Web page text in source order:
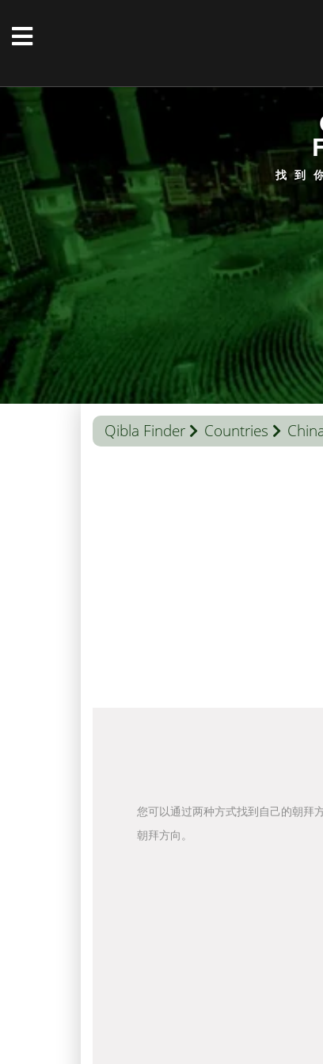
找到
Qibla Finder Countries
您可以通过两种方式找到自己的朝拜
朝拜方向。